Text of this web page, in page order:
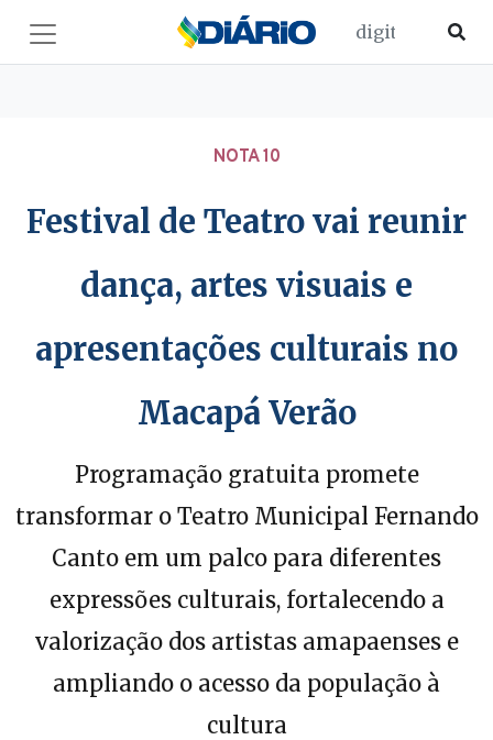
NOTA 10
Festival de Teatro vai reunir
dança, artes visuais e
apresentações culturais no
Macapá Verão
Programação gratuita promete
transformar o Teatro Municipal Fernando
Canto em um palco para diferentes
expressões culturais, fortalecendo a
valorização dos artistas amapaenses e
ampliando o acesso da população à
cultura